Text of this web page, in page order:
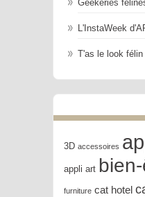
Geekeries
L'InstaWeek
T'as le look félin
3D accessoires
appli art
furniture cat hotel